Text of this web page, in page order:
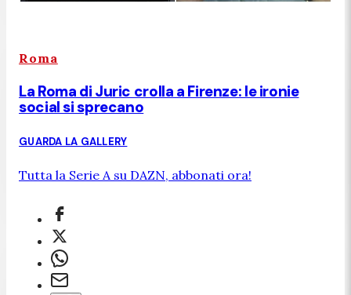
Roma
La Roma di Juric crolla a Firenze: le ironie
social si sprecano
GUARDA LA GALLERY
Tutta la Serie A su DAZN, abbonati ora!